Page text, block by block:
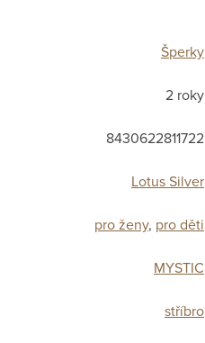
Šperky
2 roky
8430622811722
Lotus Silver
pro ženy, pro děti
MYSTIC
stříbro